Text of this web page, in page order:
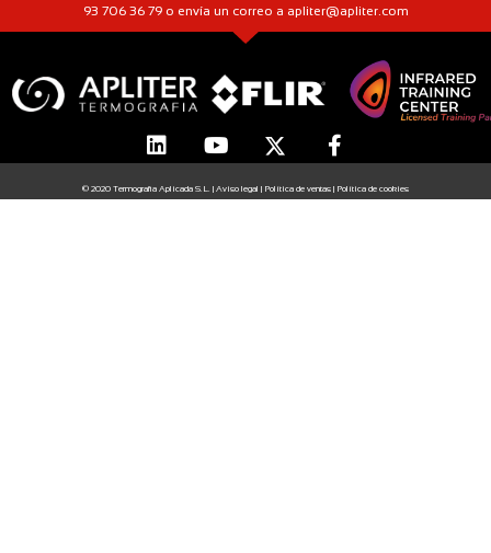
93 706 36 79 o envía un correo a apliter@apliter.com
© 2020 Termografia Aplicada S.L. | Aviso legal | Política de ventas | Política de cookies